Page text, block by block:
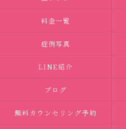
料金一覧
症例写真
LINE紹介
ブログ
無料カウンセリング予約